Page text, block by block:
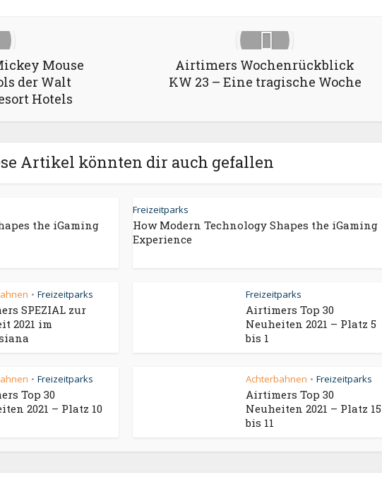
Mouse
der Walt
Hotels
Airtimers Wochenrückblick
KW 23 – Eine tragische Woche
Artikel könnten dir auch gefallen
the iGaming
Freizeitparks
How Modern Technology Shapes the iGaming
Experience
• Freizeitparks
SPEZIAL zur
2021 im
Freizeitparks
Airtimers Top 30
Neuheiten 2021 – Platz 5
bis 1
• Freizeitparks
Top 30
2021 – Platz 10
Achterbahnen • Freizeitparks
Airtimers Top 30
Neuheiten 2021 – Platz 15
bis 11